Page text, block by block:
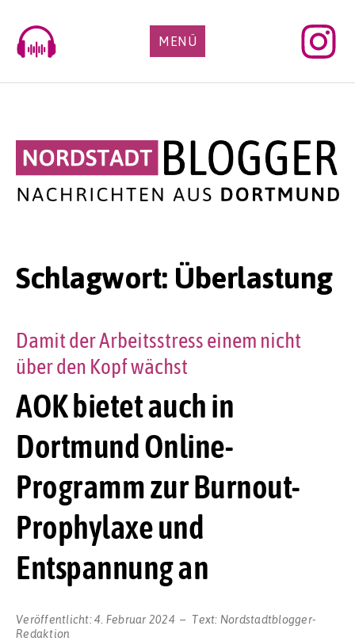
content
MENÜ
Schlagwort: Überlastung
AOK bietet auch in
Dortmund Online-
Programm zur Burnout-
Prophylaxe und
Entspannung an
Damit der Arbeitsstress einem nicht
über den Kopf wächst
Veröffentlicht:4. Februar 2024 Text: Nordstadtblogger-
Redaktion